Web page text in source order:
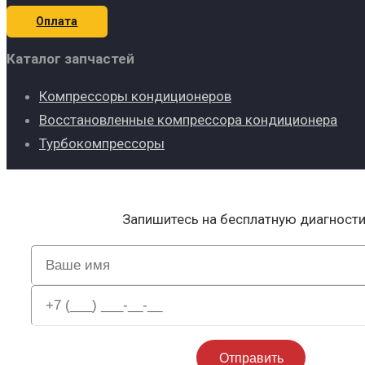
Оплата
Каталог запчастей
Компрессоры кондиционеров
Восстановленные компрессора кондиционера
Турбокомпрессоры
Запишитесь на бесплатную